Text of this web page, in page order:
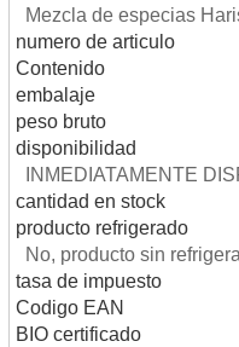
Mezcla de especias
numero de articulo
Contenido
embalaje
peso bruto
disponibilidad
INMEDIATAMENTE
cantidad en stock
producto refrigerado
No, producto sin
tasa de impuesto
Codigo EAN
BIO certificado